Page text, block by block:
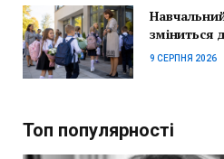
зміниться
9 СЕРПНЯ 2026
Топ популярності